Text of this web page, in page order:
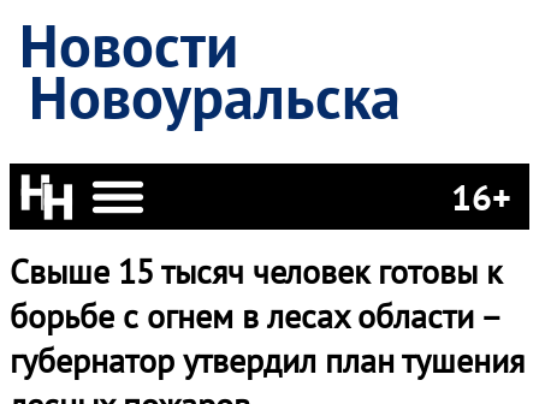
Новости
Новоуральска
16+
Свыше 15 тысяч человек готовы к
борьбе с огнем в лесах области –
губернатор утвердил план тушения